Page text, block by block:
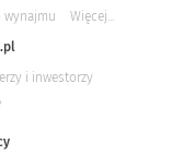
wynajmu
Więcej...
i inwestorzy